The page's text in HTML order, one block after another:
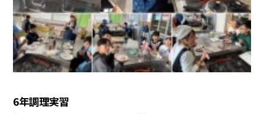
6年調理実習